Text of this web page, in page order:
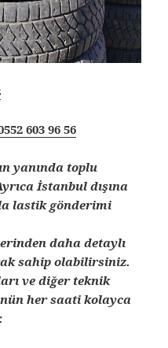
603 96 56
yanında toplu
İstanbul dışına
lastik gönderimi
daha detaylı
sahip olabilirsiniz.
ve diğer teknik
her saati kolayca